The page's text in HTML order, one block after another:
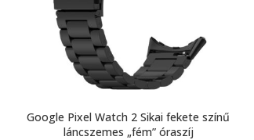
Google Pixel Watch 2 Sikai fekete színű
láncszemes „fém” óraszíj